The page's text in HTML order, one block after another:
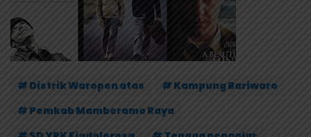
# Distrik Waropen atas
# Kampung Bariwaro
# Pemkab Mamberamo Raya